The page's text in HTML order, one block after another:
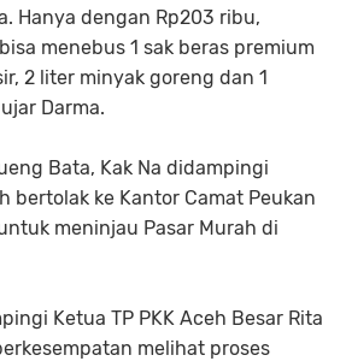
Hanya dengan Rp203 ribu,
menebus 1 sak beras premium
2 liter minyak goreng dan 1
Darma.
Bata, Kak Na didampingi
bertolak ke Kantor Camat Peukan
meninjau Pasar Murah di
Ketua TP PKK Aceh Besar Rita
melihat proses